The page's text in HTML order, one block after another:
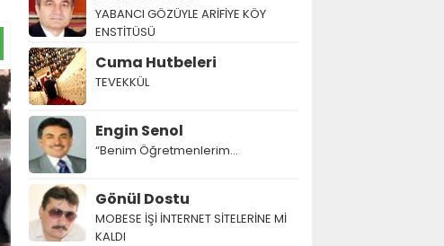
YABANCI GÖZÜYLE ARİFİYE KÖY
ENSTİTÜSÜ
Cuma Hutbeleri
TEVEKKÜL
Engin Senol
“Benim Öğretmenlerim…
Gönül Dostu
MOBESE İŞİ İNTERNET SİTELERİNE Mİ
KALDI